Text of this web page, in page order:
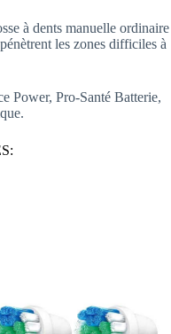
à dents manuelle ordinaire
les zones difficiles à
Power, Pro-Santé Batterie,